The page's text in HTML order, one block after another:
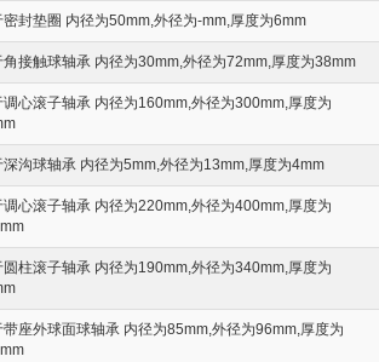
密封垫圈 内径为50mm,外径为-mm,厚度为6mm
角接触球轴承 内径为30mm,外径为72mm,厚度为38mm
调心滚子轴承 内径为160mm,外径为300mm,厚度为
深沟球轴承 内径为5mm,外径为13mm,厚度为4mm
调心滚子轴承 内径为220mm,外径为400mm,厚度为
圆柱滚子轴承 内径为190mm,外径为340mm,厚度为
带座外球面球轴承 内径为85mm,外径为96mm,厚度为